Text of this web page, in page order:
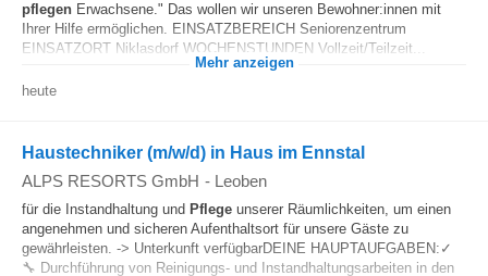
pflegen Erwachsene." Das wollen wir unseren Bewohner:innen mit
Ihrer Hilfe ermöglichen. EINSATZBEREICH Seniorenzentrum
EINSATZORT Niklasdorf WOCHENSTUNDEN Vollzeit/Teilzeit...
Mehr anzeigen
heute
Haustechniker (m/w/d) in Haus im Ennstal
ALPS RESORTS GmbH - Leoben
für die Instandhaltung und Pflege unserer Räumlichkeiten, um einen
angenehmen und sicheren Aufenthaltsort für unsere Gäste zu
gewährleisten. -> Unterkunft verfügbarDEINE HAUPTAUFGABEN:✓
🔧 Durchführung von Reinigungs- und Instandhaltungsarbeiten in den